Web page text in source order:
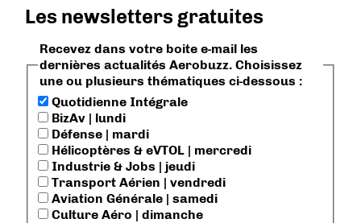
Les newsletters gratuites
Recevez dans votre boite e-mail les
dernières actualités Aerobuzz. Choisissez
une ou plusieurs thématiques ci-dessous :
Quotidienne Intégrale
BizAv | lundi
Défense | mardi
Hélicoptères & eVTOL | mercredi
Industrie & Jobs | jeudi
Transport Aérien | vendredi
Aviation Générale | samedi
Culture Aéro | dimanche